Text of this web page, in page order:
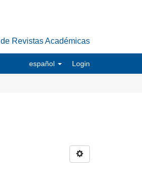
Revistas Académicas
español Login